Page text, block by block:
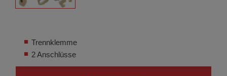
Trennklemme
2 Anschlüsse